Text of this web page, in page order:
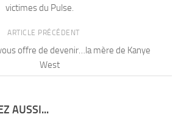
victimes du Pulse.
ARTICLE PRÉCÉDENT
offre de devenir…la mère de Kanye
West
AUSSI...